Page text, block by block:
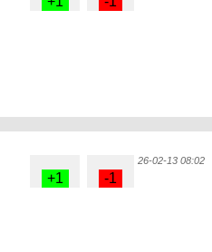
26-02-13 08:02